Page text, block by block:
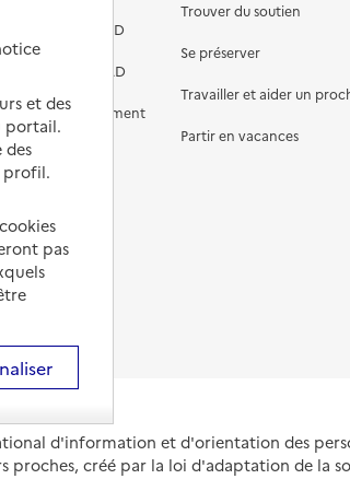
l'entrée en EHPAD
en EHPAD
accompagnement
les prix en
EHPAD
en EHPAD
Trouver du soutien
Se préserver
Travailler et aider un
Partir en vacances
d'information et d'orientation des
proches, créé par la loi d'adaptation de la
et des
portail.
des
profil.
pas